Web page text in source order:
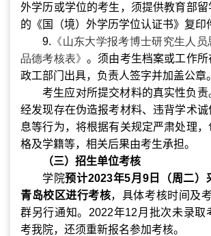
外学历或学位的考生，须提供教育部
的《国（境）外学历学位认证书》复印
9. 《山东大学报考博士研究生人
品德考核表》。须由考生档案或工作所
政工部门出具，负责人签字并加盖公章。
考生应对所提交材料的真实性负
经发现存在伪造报考材料、违背学术
息等行为，将根据有关规定严肃处理
格及学籍等，相关后果由考生承担。
（三） 招生单位考核
学院预计2023年5月 9日（周二）
青岛校区进行考核，具体考核时间及
群另行通知。 2022年12 月批次未录取
考我院，还须重新报名参加考核。